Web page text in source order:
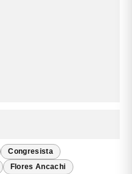
Congresista
Flores Ancachi